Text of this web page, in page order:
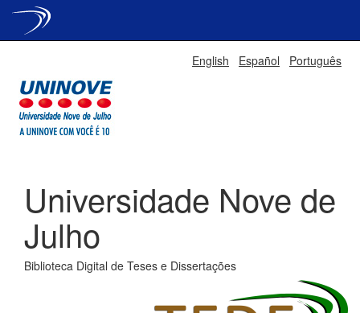
English Español Português
Universidade Nove de
Julho
Biblioteca Digital de Teses e Dissertações